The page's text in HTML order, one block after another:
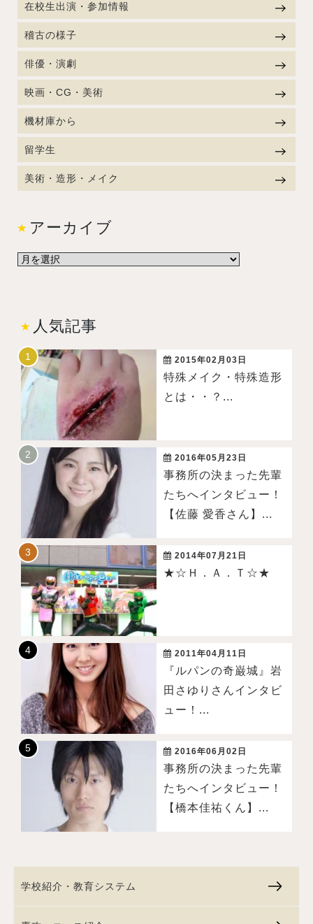
在校生出演・参加情報
稽古の様子
俳優・演劇
映画・CG・美術
機材庫から
留学生
美術・造形・メイク
アーカイブ
人気記事
2015年02月03日
特殊メイク・特殊造形
とは・・？...
2016年05月23日
事務所の決まった先輩
たちへインタビュー！
【佐藤 愛香さん】...
2014年07月21日
★☆Ｈ．Ａ．Ｔ☆★
2011年04月11日
『ルパンの奇巌城』岩
田さゆりさんインタビ
ュー！...
2016年06月02日
事務所の決まった先輩
たちへインタビュー！
【橋本佳祐くん】...
学校紹介・教育システム